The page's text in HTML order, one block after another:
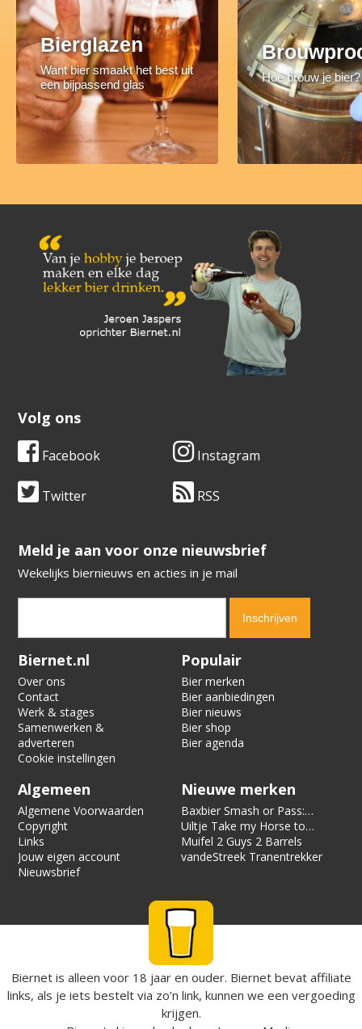
Bierglazen
Want bier smaakt het best uit
een bijpassend glas
Hoe brouw je bier?
Volg ons
Facebook Instagram
Twitter RSS
​​​​​​​Meld je aan voor onze nieuwsbrief
Wekelijks biernieuws en acties in je mail
Verification code:
Biernet.nl
Over ons
Contact
Werk & stages
Samenwerken &
adverteren
Cookie instellingen
Populair
Bier merken
Bier aanbiedingen
Bier nieuws
Bier shop
Bier agenda
Algemeen
Algemene Voorwaarden
Copyright
Links
Jouw eigen account
Nieuwsbrief
Nieuwe merken
Baxbier Smash or Pass:
Strata
Uiltje Take my Horse to
the Hotel Room
Muifel 2 Guys 2 Barrels
vandeStreek Tranentrekker
Biernet is alleen voor 18 jaar en ouder. Biernet bevat affiliate
links, als je iets bestelt via zo’n link, kunnen we een vergoeding
krijgen.